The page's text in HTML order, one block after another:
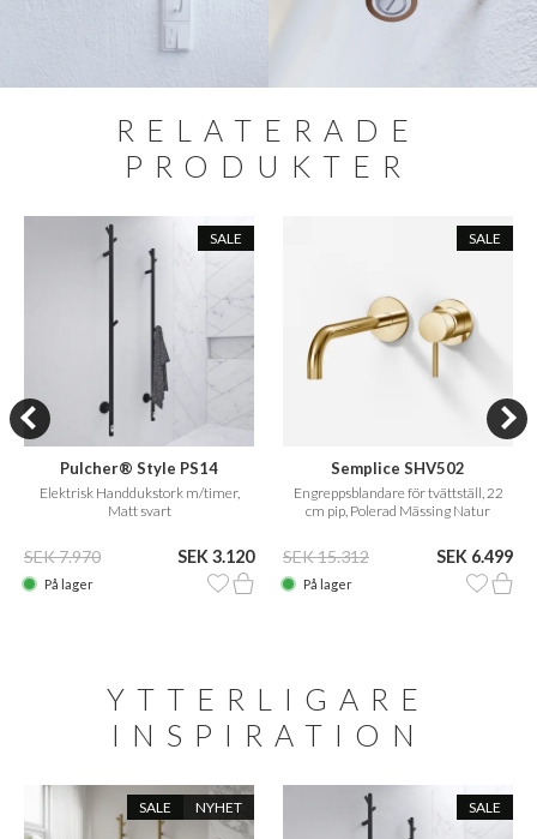
RELATERADE
PRODUKTER
SALE
Pulcher® Style PS14
Elektrisk Handdukstork m/timer,
Matt svart
SEK 7.970 SEK 3.120
På lager
SALE
Semplice SHV502
Engreppsblandare för tvättställ, 22
cm pip, Polerad Mässing Natur
SEK 15.312 SEK 6.499
På lager
YTTERLIGARE
INSPIRATION
SALE NYHET SALE